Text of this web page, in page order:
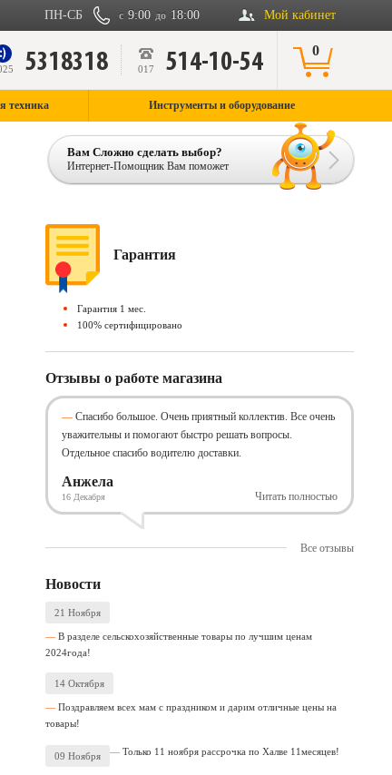
Мой кабинет
с 9:00 до 18:00
ПН-СБ
5318318 017 514-10-54 0
техника Инструменты и оборудование
Вам Сложно сделать выбор?
Интернет-Помощник Вам поможет
Гарантия
Гарантия 1 мес.
100% сертифицировано
Отзывы о работе магазина
Спасибо большое. Очень приятный коллектив. Все очень
уважительны и помогают быстро решать вопросы.
Отдельное спасибо водителю доставки.
Анжела
16 Декабря Читать полностью
Все отзывы
Новости
21 Ноября
В разделе сельскохозяйственные товары по лучшим ценам
2024года!
14 Октября
Поздравляем всех мам с праздником и дарим отличные цены на
товары!
09 Ноября Только 11 ноября рассрочка по Халве 11месяцев!